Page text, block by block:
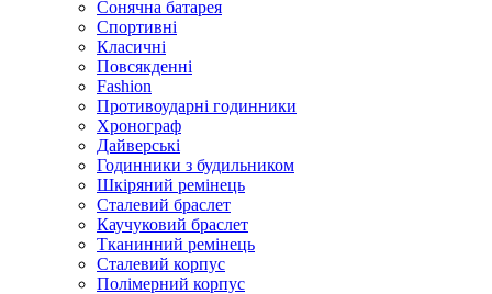
Сонячна батарея
Спортивні
Класичні
Повсякденні
Fashion
Противоударні годинники
Хронограф
Дайверські
Годинники з будильником
Шкіряний ремінець
Сталевий браслет
Каучуковий браслет
Тканинний ремінець
Сталевий корпус
Полімерний корпус